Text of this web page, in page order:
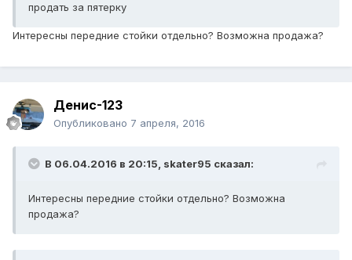
продать за пятерку
Интересны передние стойки отдельно? Возможна продажа?
Денис-123
Опубликовано 7 апреля, 2016
В 06.04.2016 в 20:15, skater95 сказал:
Интересны передние стойки отдельно? Возможна
продажа?